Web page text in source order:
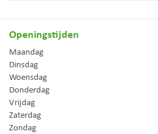
Openingstijden
Maandag
Dinsdag
Woensdag
Donderdag
Vrijdag
Zaterdag
Zondag